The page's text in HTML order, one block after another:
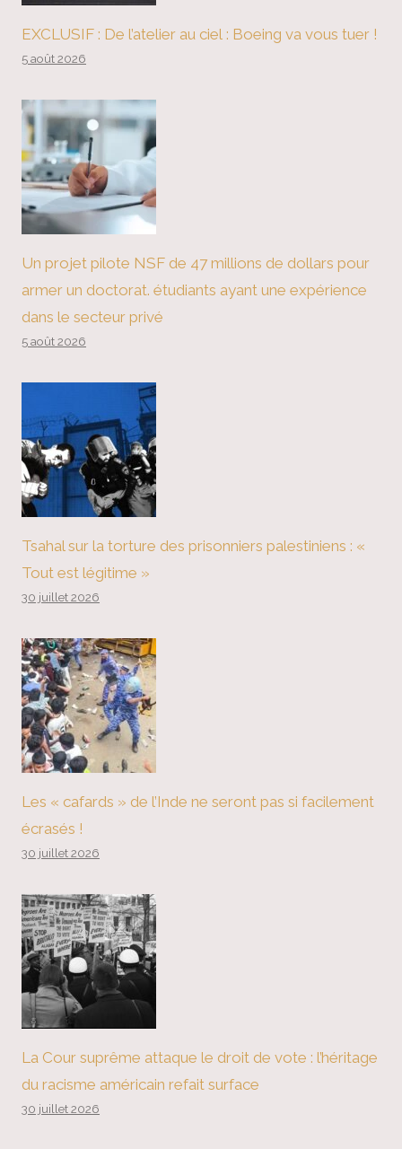
EXCLUSIF : De l’atelier au ciel : Boeing va vous tuer !
5 août 2026
Un projet pilote NSF de 47 millions de dollars pour
armer un doctorat. étudiants ayant une expérience
dans le secteur privé
5 août 2026
Tsahal sur la torture des prisonniers palestiniens : «
Tout est légitime »
30 juillet 2026
Les « cafards » de l’Inde ne seront pas si facilement
écrasés !
30 juillet 2026
La Cour suprême attaque le droit de vote : l’héritage
du racisme américain refait surface
30 juillet 2026